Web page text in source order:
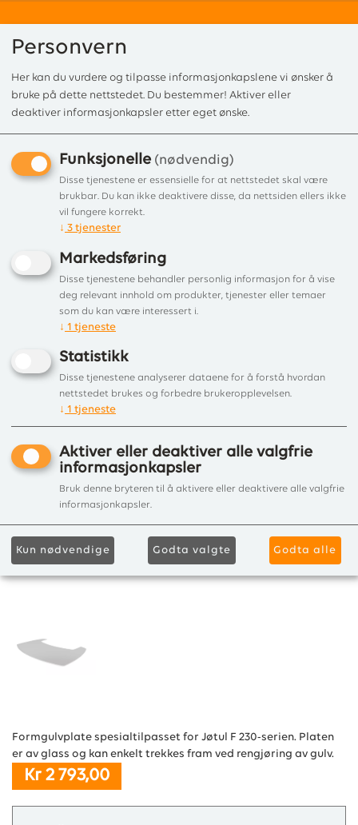
Forside/ Produkter/Tilbehør /Gulvplater/formgulvplater
Formgulvplate F230 GLASS
Formgulvplate spesialtilpasset for Jøtul
F 230-serien
Formgulvplate spesialtilpasset for Jøtul F 230-serien. Platen
er av glass og kan enkelt trekkes fram ved rengjøring av gulv.
Kr 2 793,00
Personvern
Her kan du vurdere og tilpasse informasjonkapslene vi ønsker å
bruke på dette nettstedet. Du bestemmer! Aktiver eller
deaktiver informasjonkapsler etter eget ønske.
Funksjonelle (nødvendig)
Disse tjenestene er essensielle for at nettstedet skal være
brukbar. Du kan ikke deaktivere disse, da nettsiden ellers ikke
vil fungere korrekt.
↓ 3 tjenester
Markedsføring
Disse tjenestene behandler personlig informasjon for å vise
deg relevant innhold om produkter, tjenester eller temaer
som du kan være interessert i.
↓ 1 tjeneste
Statistikk
Disse tjenestene analyserer dataene for å forstå hvordan
nettstedet brukes og forbedre brukeropplevelsen.
↓ 1 tjeneste
Aktiver eller deaktiver alle valgfrie
informasjonkapsler
Bruk denne bryteren til å aktivere eller deaktivere alle valgfrie
informasjonkapsler.
Kun nødvendige Godta valgte Godta alle